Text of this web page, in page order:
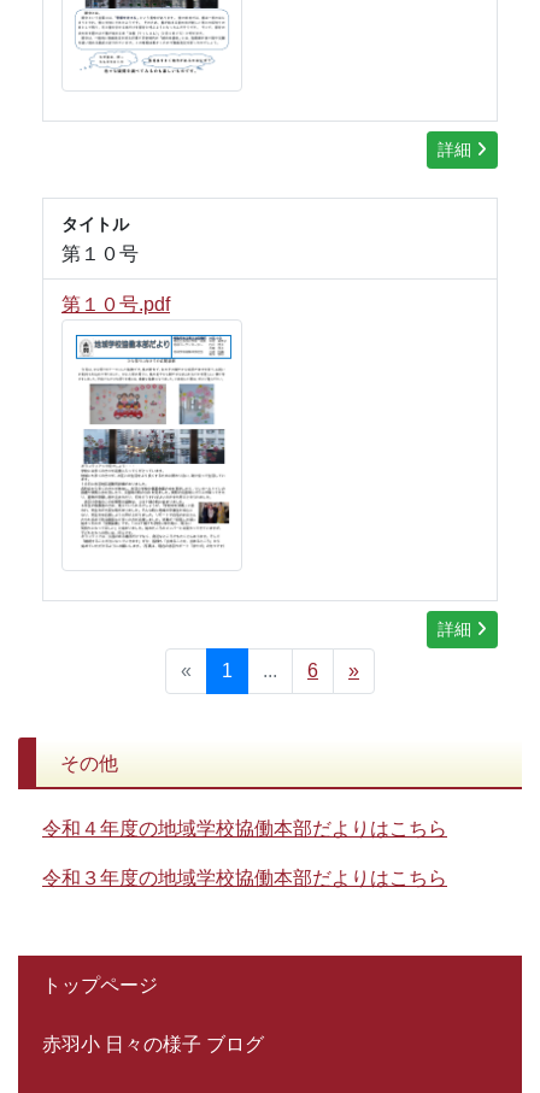
トップページ
赤羽小 日々の様子 ブログ
詳細
タイトル
第１０号
第１０号.pdf
詳細
« 1 ... 6 »
その他
令和４年度の地域学校協働本部だよりはこちら
令和３年度の地域学校協働本部だよりはこちら